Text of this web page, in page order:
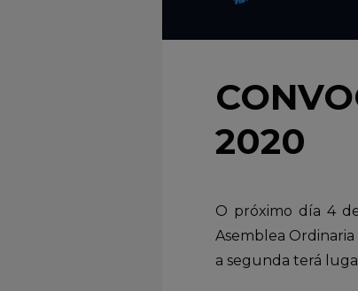
2020
O próximo día 4
Asemblea
a segunda terá